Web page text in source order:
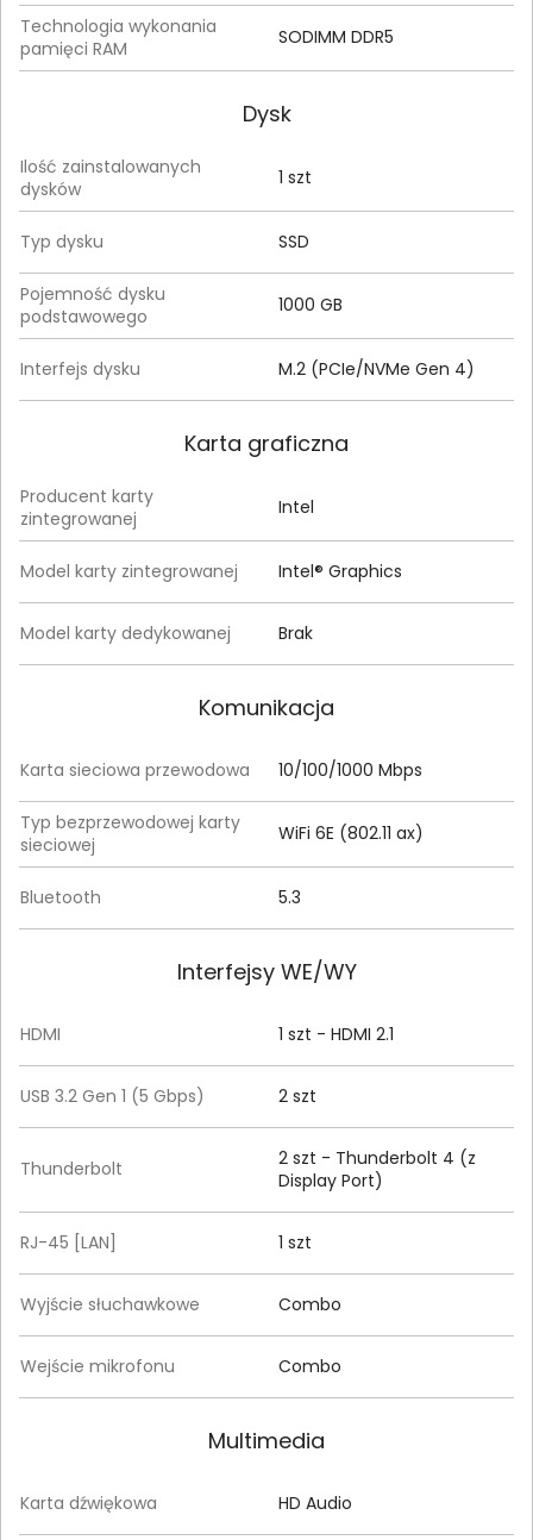
Technologia wykonania
pamięci RAM
SODIMM DDR5
Dysk
Ilość zainstalowanych
dysków
1 szt
Typ dysku SSD
Pojemność dysku
podstawowego
1000 GB
Interfejs dysku M.2 (PCIe/NVMe Gen 4)
Karta graficzna
Producent karty
zintegrowanej
Intel
Model karty zintegrowanej Intel® Graphics
Model karty dedykowanej Brak
Komunikacja
Karta sieciowa przewodowa 10/100/1000 Mbps
Typ bezprzewodowej karty
sieciowej
WiFi 6E (802.11 ax)
Bluetooth 5.3
Interfejsy WE/WY
HDMI 1 szt - HDMI 2.1
USB 3.2 Gen 1 (5 Gbps) 2 szt
Thunderbolt
2 szt - Thunderbolt 4 (z
Display Port)
RJ-45 [LAN] 1 szt
Wyjście słuchawkowe Combo
Wejście mikrofonu Combo
Multimedia
Karta dźwiękowa HD Audio